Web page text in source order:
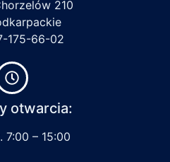
210
175-66-02
otwarcia:
7:00 – 15:00